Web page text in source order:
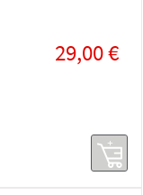
29,00 €